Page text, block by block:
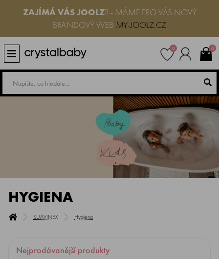
ZAJÍMÁ VÁS JOOLZ? - MÁME PRO VÁS NOVÝ
BRANDOVÝ WEB MY-JOOLZ.CZ
0 0
HYGIENA
SUAVINEX Hygiena
Nejprodávanější produkty